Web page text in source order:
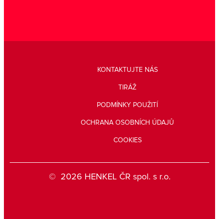
KONTAKTUJTE NÁS
TIRÁŽ
PODMÍNKY POUŽITÍ
OCHRANA OSOBNÍCH ÚDAJŮ
COOKIES
© 2026 HENKEL ČR spol. s r.o.